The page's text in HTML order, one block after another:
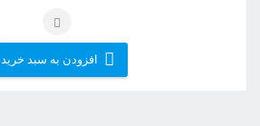
افزودن به سبد خرید